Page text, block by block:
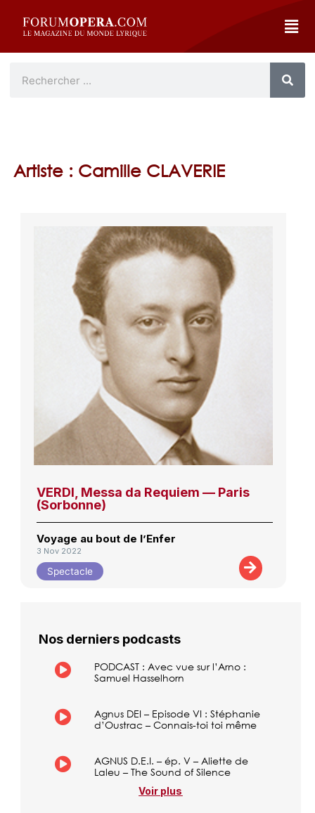
Artiste : Camille CLAVERIE
VERDI, Messa da Requiem — Paris
(Sorbonne)
Voyage au bout de l’Enfer
3 Nov 2022
Spectacle
Nos derniers podcasts
PODCAST : Avec vue sur l’Arno :
Samuel Hasselhorn
Agnus DEI – Episode VI : Stéphanie
d’Oustrac – Connais-toi toi même
AGNUS D.E.I. – ép. V – Aliette de
Laleu – The Sound of Silence
Voir plus